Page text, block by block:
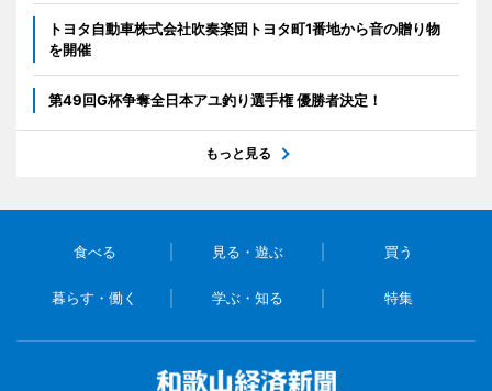
トヨタ自動車株式会社吹奏楽団トヨタ町1番地から音の贈り物
を開催
第49回G杯争奪全日本アユ釣り選手権 優勝者決定！
もっと見る
食べる 見る・遊ぶ 買う
暮らす・働く 学ぶ・知る 特集